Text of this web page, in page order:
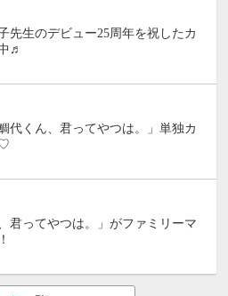
先生のデビュー25周年を祝したカ
♬
代くん、君ってやつは。」単独カ
君ってやつは。」がファミリーマ